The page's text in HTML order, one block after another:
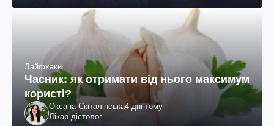
Лайфхаки
Часник: як отримати від нього максимум
користі?
Оксана Скіталінська4 дні тому
Лікар-дієтолог